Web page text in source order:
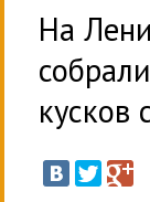
На
кусков